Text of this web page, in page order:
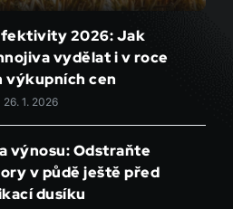
2026: Jak
vydělat i v roce
výkupních cen
26. 1. 2026
výnosu: Odstraňte
v půdě ještě před
dusíku